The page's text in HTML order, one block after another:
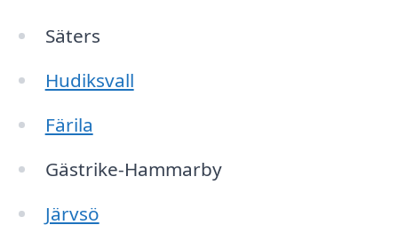
Säters
Hudiksvall
Färila
Gästrike-Hammarby
Järvsö